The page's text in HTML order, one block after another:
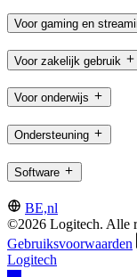
Voor gaming en
Voor zakelijk gebruik
Voor onderwijs
Ondersteuning
Software
BE,nl
©2026 Logitech. Alle
Gebruiksvoorwaarden
Logitech